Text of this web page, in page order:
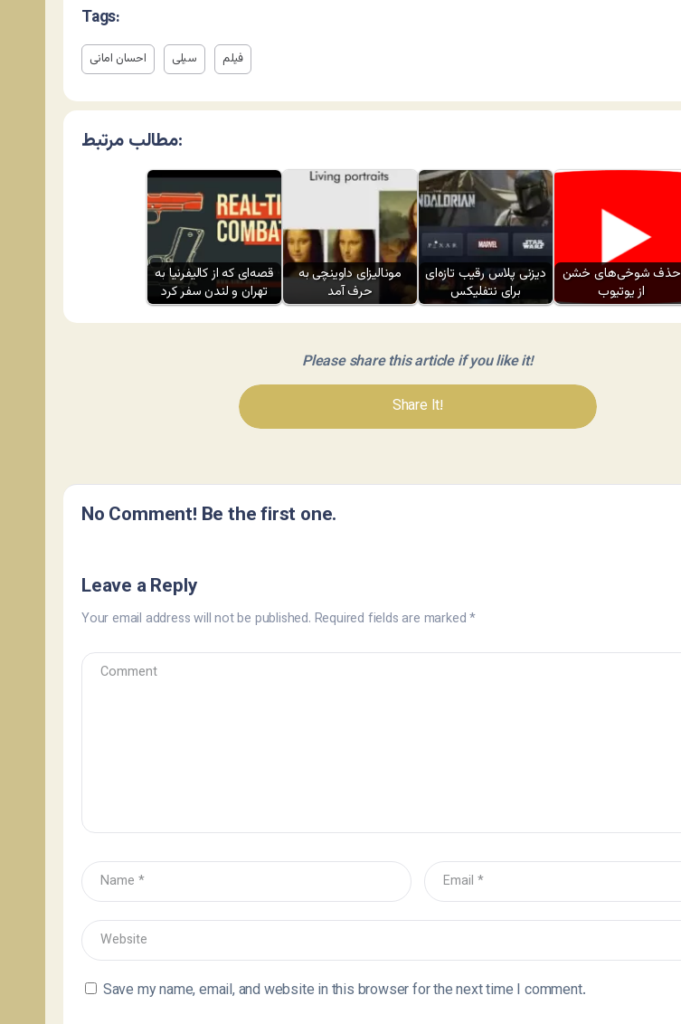
Tags:
احسان امانی سیلی فیلم
مطالب مرتبط:
قصه‌ای که از کالیفرنیا به
تهران و لندن سفر کرد
مونالیزای داوینچی به
حرف آمد
دیزنی پلاس رقیب تازه‌ای
برای نتفلیکس
حذف شوخی‌های خشن
از یوتیوب
Please share this article if you like it!
Share It!
No Comment! Be the first one.
Leave a Reply
Your email address will not be published. Required fields are marked*
Save my name, email, and website in this browser for the next time I comment.